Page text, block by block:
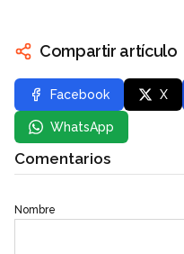
Compartir artículo
Facebook X
WhatsApp
Comentarios
Nombre